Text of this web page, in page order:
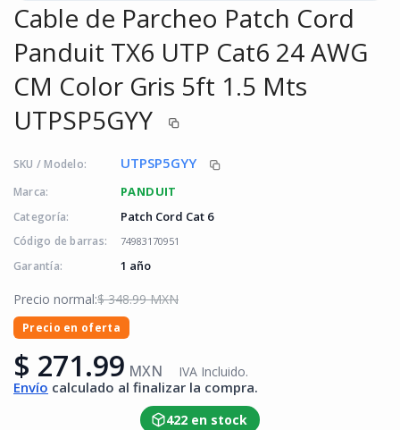
Cable de Parcheo Patch Cord
Panduit TX6 UTP Cat6 24 AWG
CM Color Gris 5ft 1.5 Mts
UTPSP5GYY
SKU / Modelo: UTPSP5GYY
Marca: PANDUIT
Categoría: Patch Cord Cat 6
Código de barras: 74983170951
Garantía: 1 año
Precio normal:$ 348.99 MXN
Precio en oferta
$ 271.99 MXN IVA Incluido.
Envío calculado al finalizar la compra.
Disminuir
422 en stock